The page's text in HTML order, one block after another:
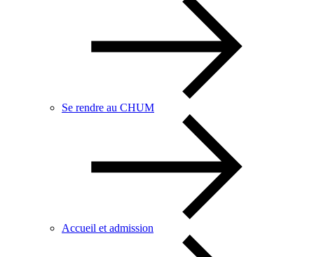
Se rendre au CHUM
Accueil et admission